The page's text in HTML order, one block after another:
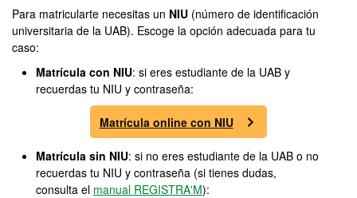
Para matricularte necesitas un NIU (número de identificación
universitaria de la UAB). Escoge la opción adecuada para tu
caso:
Matrícula con NIU: si eres estudiante de la UAB y
recuerdas tu NIU y contraseña:
Matrícula online con NIU
Matrícula sin NIU: si no eres estudiante de la UAB o no
recuerdas tu NIU y contraseña (si tienes dudas,
consulta el manual REGISTRA'M):